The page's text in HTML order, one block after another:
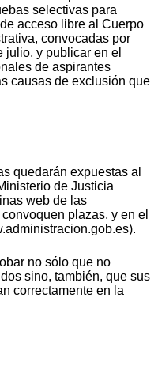
selectivas para
acceso libre al Cuerpo
convocadas por
julio, y publicar en el
de aspirantes
causas de exclusión que
quedarán expuestas al
de Justicia
web de las
plazas, y en el
no sólo que no
sino, también, que sus
correctamente en la